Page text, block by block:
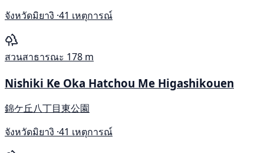
จังหวัดมิยางิ ·41 เหตุการณ์
สวนสาธารณะ 178 m
Nishiki Ke Oka Hatchou Me Higashikouen
錦ケ丘八丁目東公園
จังหวัดมิยางิ ·41 เหตุการณ์